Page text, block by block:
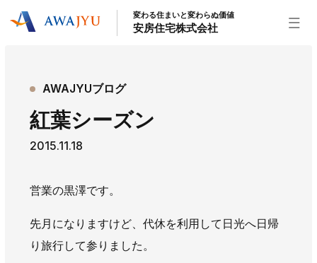
リフォーム事業 外装事業
不動産事業
社長挨拶 企業情報 沿革
拠点紹介
スタッフ紹介
変わる住まいと変わらぬ価値
安房住宅株式会社
AWAJYUブログ
紅葉シーズン
2015.11.18
営業の黒澤です。
先月になりますけど、代休を利用して日光へ日帰
り旅行して参りました。